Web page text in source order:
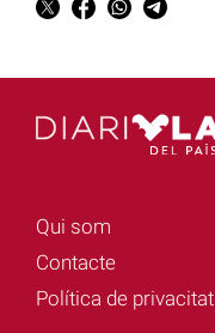
Qui som
Contacte
Política de privacitat